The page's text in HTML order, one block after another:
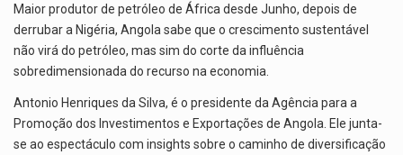
Maior produtor de petróleo de África desde Junho, depois de
derrubar a Nigéria, Angola sabe que o crescimento sustentável
não virá do petróleo, mas sim do corte da influência
sobredimensionada do recurso na economia.
Antonio Henriques da Silva, é o presidente da Agência para a
Promoção dos Investimentos e Exportações de Angola. Ele junta-
se ao espectáculo com insights sobre o caminho de diversificação